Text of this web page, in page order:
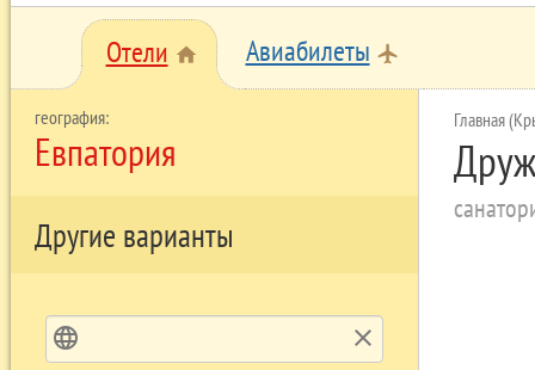
Отели home Авиабилеты local_airport
Евпатория
Другие варианты
language clear
Главная